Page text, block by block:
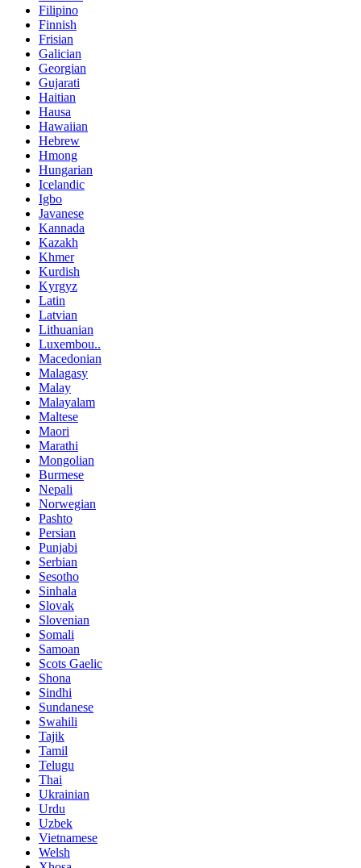
Filipino
Finnish
Frisian
Galician
Georgian
Gujarati
Haitian
Hausa
Hawaiian
Hebrew
Hmong
Hungarian
Icelandic
Igbo
Javanese
Kannada
Kazakh
Khmer
Kurdish
Kyrgyz
Latin
Latvian
Lithuanian
Luxembou..
Macedonian
Malagasy
Malay
Malayalam
Maltese
Maori
Marathi
Mongolian
Burmese
Nepali
Norwegian
Pashto
Persian
Punjabi
Serbian
Sesotho
Sinhala
Slovak
Slovenian
Somali
Samoan
Scots Gaelic
Shona
Sindhi
Sundanese
Swahili
Tajik
Tamil
Telugu
Thai
Ukrainian
Urdu
Uzbek
Vietnamese
Welsh